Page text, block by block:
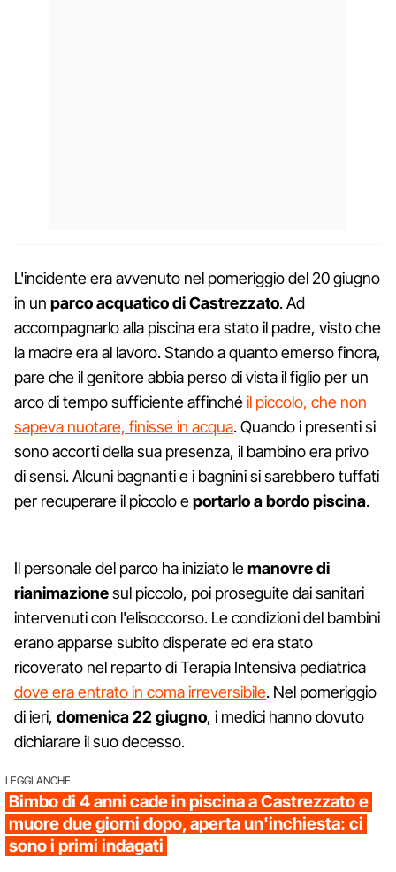
L'incidente era avvenuto nel pomeriggio del 20 giugno
in un parco acquatico di Castrezzato. Ad
accompagnarlo alla piscina era stato il padre, visto che
la madre era al lavoro. Stando a quanto emerso finora,
pare che il genitore abbia perso di vista il figlio per un
arco di tempo sufficiente affinchéil piccolo, che non
sapeva nuotare, finisse in acqua. Quando i presenti si
sono accorti della sua presenza, il bambino era privo
di sensi. Alcuni bagnanti e i bagnini si sarebbero tuffati
per recuperare il piccolo eportarlo a bordo piscina.
Il personale del parco ha iniziato lemanovre di
rianimazionesul piccolo, poi proseguite dai sanitari
intervenuti con l'elisoccorso. Le condizioni del bambini
erano apparse subito disperate ed era stato
ricoverato nel reparto di Terapia Intensiva pediatrica
dove era entrato in coma irreversibile. Nel pomeriggio
di ieri, domenica 22 giugno, i medici hanno dovuto
dichiarare il suo decesso.
LEGGI ANCHE
Bimbo di 4 anni cade in piscina a Castrezzato e
muore due giorni dopo, aperta un'inchiesta: ci
sono i primi indagati